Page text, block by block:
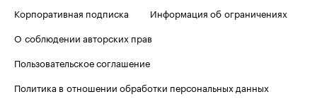
Корпоративная подписка
Информация об ограничениях
О соблюдении авторских прав
Пользовательское соглашение
Политика в отношении обработки персональных данных